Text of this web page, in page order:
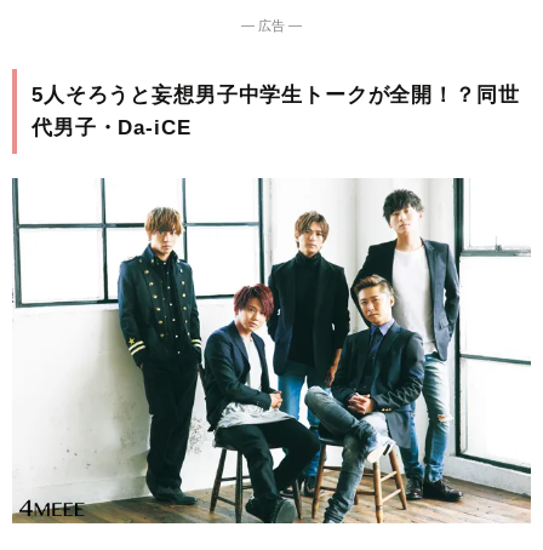
― 広告 ―
5人そろうと妄想男子中学生トークが全開！？同世
代男子・Da-iCE